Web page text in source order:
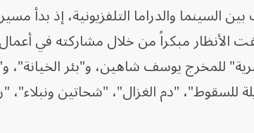
والدراما التلفزيونية، إذ بدأ
الأنظار مبكراً من خلال مشاركته في
للمخرج يوسف شاهين، و"بئر الخيانة"،
للسقوط"، "دم الغزال"، "شحاتين ونبلاء"،